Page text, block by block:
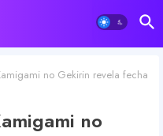
no Gekirin revela fecha
no